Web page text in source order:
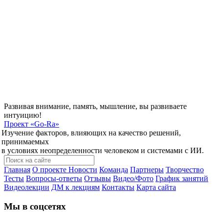
Развивая внимание, память, мышление, вы развиваете
интуицию!
Проект «Go-Ra»
Изучение факторов, влияющих на качество решений,
принимаемых
в условиях неопределенности человеком и системами с ИИ.
Главная О проекте Новости Команда Партнеры Творчество
Тесты Вопросы-ответы Отзывы Видео/Фото График занятий
Видеолекции ДМ к лекциям Контакты Карта сайта
Мы в соцсетях